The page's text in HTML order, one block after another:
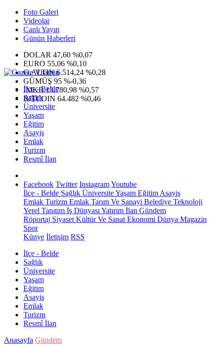
Foto Galeri
Videolar
Canlı Yayın
Günün Haberleri
DOLAR 47,60 %0,07
EURO 55,06 %0,10
G.ALTIN6.514,24 %0,28
GÜMÜŞ 95 %-0,36
IMKB13.780,98 %0,57
BITCOIN 64.482 %0,46
İlçe - Belde
Sağlık
Üniversite
Yaşam
Eğitim
Asayiş
Emlak
Turizm
Resmî İlan
Facebook Twitter InstagramYoutube
İlçe - Belde Sağlık ÜniversiteYaşam Eğitim Asayiş
Emlak Turizm Emlak Tarım Ve Sanayi Belediye Teknoloji
Yerel Tanıtım İş Dünyası Yatırım İlan Gündem
Röportaj Siyaset Kültür Ve Sanat Ekonomi Dünya Magazin
Spor
Künye İletişim RSS
İlçe - Belde
Sağlık
Üniversite
Yaşam
Eğitim
Asayiş
Emlak
Turizm
Resmî İlan
Anasayfa Gündem